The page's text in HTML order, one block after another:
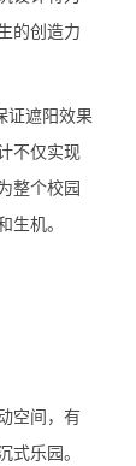
的创造力
证遮阳效果
不仅实现
整个校园
机。
空间，有
乐园。